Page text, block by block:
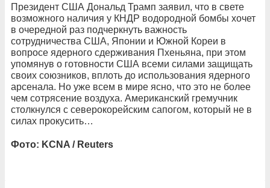
Президент США Дональд Трамп заявил, что в свете
возможного наличия у КНДР водородной бомбы хочет
в очередной раз подчеркнуть важность
сотрудничества США, Японии и Южной Кореи в
вопросе ядерного сдерживания Пхеньяна, при этом
упомянув о готовности США всеми силами защищать
своих союзников, вплоть до использования ядерного
арсенала. Но уже всем в мире ясно, что это не более
чем сотрясение воздуха. Американский гремучник
столкнулся с северокорейским сапогом, который не в
силах прокусить…
Фото: KCNA / Reuters